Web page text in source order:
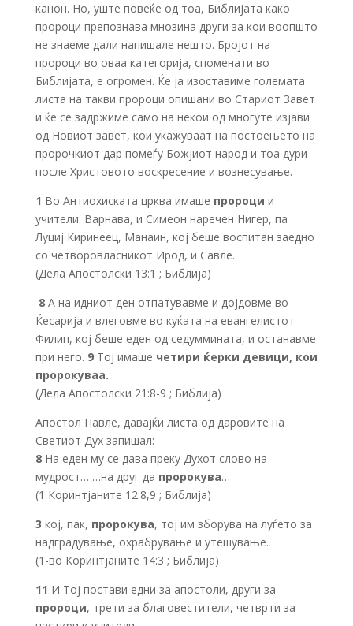
канон. Но, уште повеќе од тоа, Библијата како
пророци препознава мнозина други за кои воопшто
не знаеме дали напишале нешто. Бројот на
пророци во оваа категорија, споменати во
Библијата, е огромен. Ќе ја изоставиме големата
листа на такви пророци опишани во Стариот Завет
и ќе се задржиме само на некои од многуте изјави
од Новиот завет, кои укажуваат на постоењето на
пророчкиот дар помеѓу Божјиот народ и тоа дури
после Христовото воскресение и вознесување.
1 Во Антиохиската црква имаше пророци и
учители: Варнава, и Симеон наречен Нигер, па
Луциј Киринеец, Манаин, кој беше воспитан заедно
со четворовласникот Ирод, и Савле.
(Дела Апостолски 13:1 ; Библија)
8 А на идниот ден отпатувавме и дојдовме во
Ќесарија и влеговме во куќата на евангелистот
Филип, кој беше еден од седуммината, и останавме
при него. 9 Тој имаше четири ќерки девици, кои
пророкуваа.
(Дела Апостолски 21:8-9 ; Библија)
Апостол Павле, давајќи листа од даровите на
Светиот Дух запишал:
8 На еден му се дава преку Духот слово на
мудрост… …на друг да пророкува…
(1 Коринтјаните 12:8,9 ; Библија)
3 кој, пак, пророкува, тој им зборува на луѓето за
надградување, охрабрување и утешување.
(1-во Коринтјаните 14:3 ; Библија)
11 И Тој постави едни за апостоли, други за
пророци, трети за благовестители, четврти за